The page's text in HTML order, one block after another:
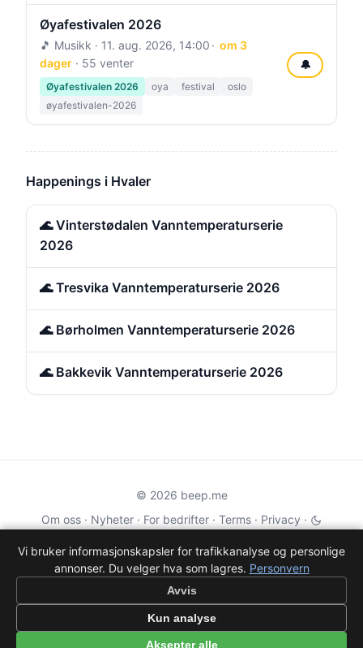
Øyafestivalen 2026
🎵 Musikk · 11. aug. 2026, 14:00
om 3
dager · 55 venter
Øyafestivalen 2026 oya festival
oslo
øyafestivalen-2026
🔔
Happenings i Hvaler
🌊 Vinterstødalen Vanntemperaturserie
2026
🌊 Tresvika Vanntemperaturserie 2026
🌊 Børholmen Vanntemperaturserie 2026
🌊 Bakkevik Vanntemperaturserie 2026
© 2026 beep.me
Om oss · Nyheter · For bedrifter · Terms · Privacy ·
·Wikidata·OMDb
Data from TMDB, Wikidata & OMDb. Not endorsed or certified by these
services.
Part of EPAK Vibes·Contact
Personvern|beep.me — reminders gone social
Vi bruker informasjonskapsler for trafikkanalyse og personlige
annonser. Du velger hva som lagres. Personvern
Avvis
Kun analyse
Aksepter alle